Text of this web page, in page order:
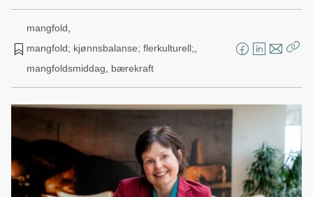
mangfold,
mangfold; kjønnsbalanse; flerkulturell;,
mangfoldsmiddag, bærekraft
F
c
e
L
n
k
I
n
E
p
o